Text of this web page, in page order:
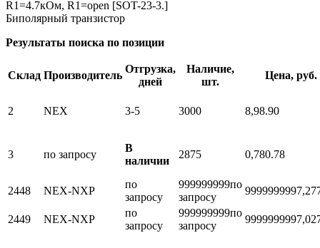
R1=4.7кОм, R1=open [SOT-23-3.]
Биполярный транзистор
Результаты поиска по позиции
Склад Производитель
Отгрузка,
дней
Наличие,
шт.
Цена, руб.
2 NEX 3-5 3000 8,98.90
3 по запросу
В
наличии
2875 0,780.78
2448 NEX-NXP
по
запросу
999999999по
запросу
9999999997,27
2449 NEX-NXP
по
запросу
999999999по
запросу
9999999997,02